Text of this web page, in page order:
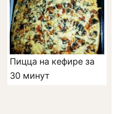
Пицца на кефире за
30 минут